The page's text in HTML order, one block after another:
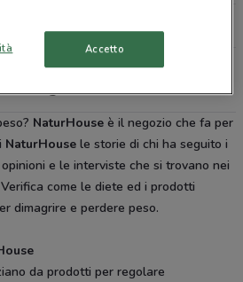
e negozi
NaturHouse è il negozio che fa per
NaturHouse le storie di chi ha seguito i
e le interviste che si trovano nei
come le diete ed i prodotti
dimagrire e perdere peso.
da prodotti per regolare
Accetto